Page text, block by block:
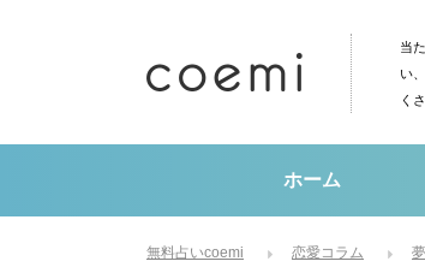
当
い
く
ホーム
無料占いcoemi 恋愛コラム